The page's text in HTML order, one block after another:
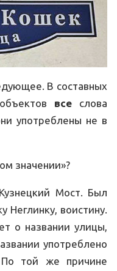
В составных
всеслова
употреблены не в
значении»?
Мост. Был
Неглинку, воистину.
о названии улицы,
употреблено
той же причине